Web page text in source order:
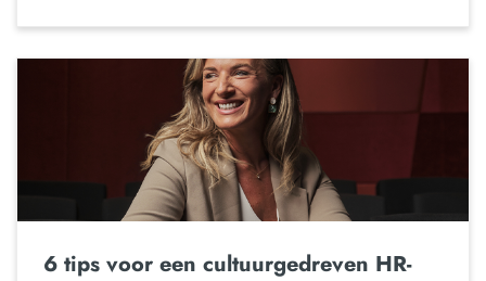
6 tips voor een cultuurgedreven HR-